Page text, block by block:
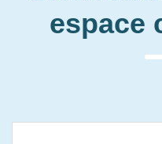
espace